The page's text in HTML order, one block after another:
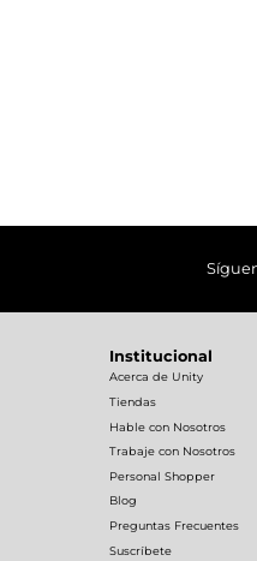
Institucional
Acerca de Unity
Tiendas
Hable con Nosotros
Trabaje con Nosotros
Personal Shopper
Blog
Preguntas Frecuentes
Suscríbete